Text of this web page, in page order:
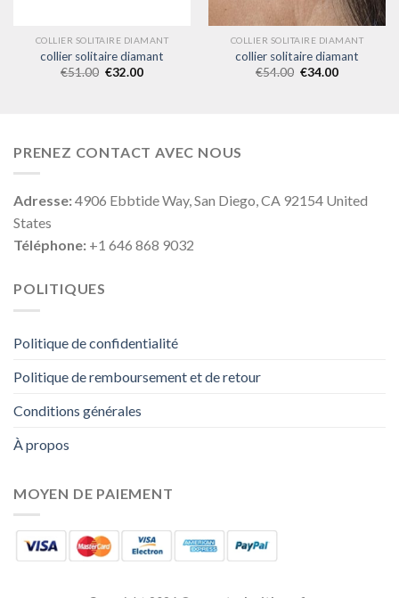
COLLIER SOLITAIRE DIAMANT
collier solitaire diamant
€51.00 €32.00
COLLIER SOLITAIRE DIAMANT
collier solitaire diamant
€54.00 €34.00
PRENEZ CONTACT AVEC NOUS
Adresse:4906 Ebbtide Way, San Diego, CA 92154 United
States
Téléphone: +1 646 868 9032
POLITIQUES
Politique de confidentialité
Politique de remboursement et de retour
Conditions générales
À propos
MOYEN DE PAIEMENT